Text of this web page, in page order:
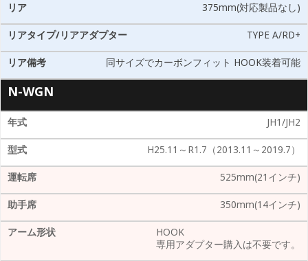
375mm(対応製品なし)
TYPE A/RD+
同サイズでカーボンフィット HOOK装着可能
N-WGN
JH1/JH2
H25.11～R1.7（2013.11～2019.7）
525mm(21インチ)
350mm(14インチ)
HOOK
専用アダプター購入は不要です。